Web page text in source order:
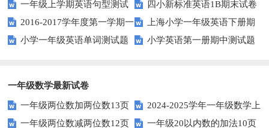
测试题
一年级上学期英语句型测试
题
四小新标准英语1B期末试卷
2016-2017学年度第一学期一
起一年级英语期中试卷
上海小学一年级英语下册期
中试卷
小学一年级英语单词测试题 小学英语第一册期中测试题
一年级数学最新试卷
一年级两位数加两位数13页
2024-2025学年一年级数学上
册期末素养测评卷（考试版A4
一年级两位数减两位数12页
一年级20以内数的加法10页